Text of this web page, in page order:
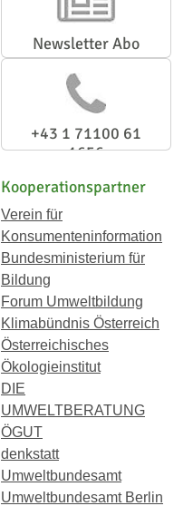
Newsletter Abo
+43 1 71100 61
1656
Kooperationspartner
Verein für
Konsumenteninformation
Bundesministerium für
Bildung
Forum Umweltbildung
Klimabündnis Österreich
Österreichisches
Ökologieinstitut
DIE
UMWELTBERATUNG
ÖGUT
denkstatt
Umweltbundesamt
Umweltbundesamt Berlin